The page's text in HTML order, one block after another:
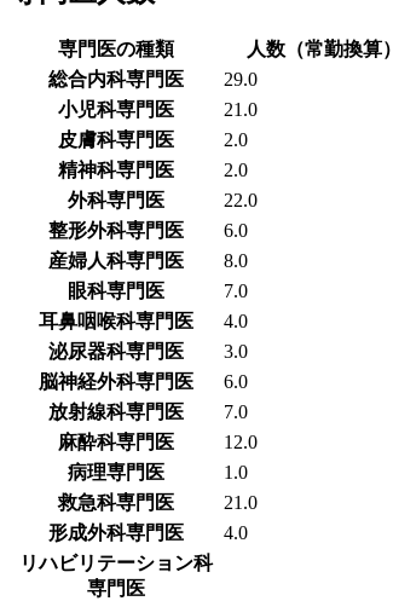
専門医の種類
人数（常勤換算）
総合内科専門医
29.0
小児科専門医
21.0
皮膚科専門医
2.0
精神科専門医
2.0
外科専門医
22.0
整形外科専門医
6.0
産婦人科専門医
8.0
眼科専門医
7.0
耳鼻咽喉科専門医
4.0
泌尿器科専門医
3.0
脳神経外科専門医
6.0
放射線科専門医
7.0
麻酔科専門医
12.0
病理専門医
1.0
救急科専門医
21.0
形成外科専門医
4.0
リハビリテーション科
専門医